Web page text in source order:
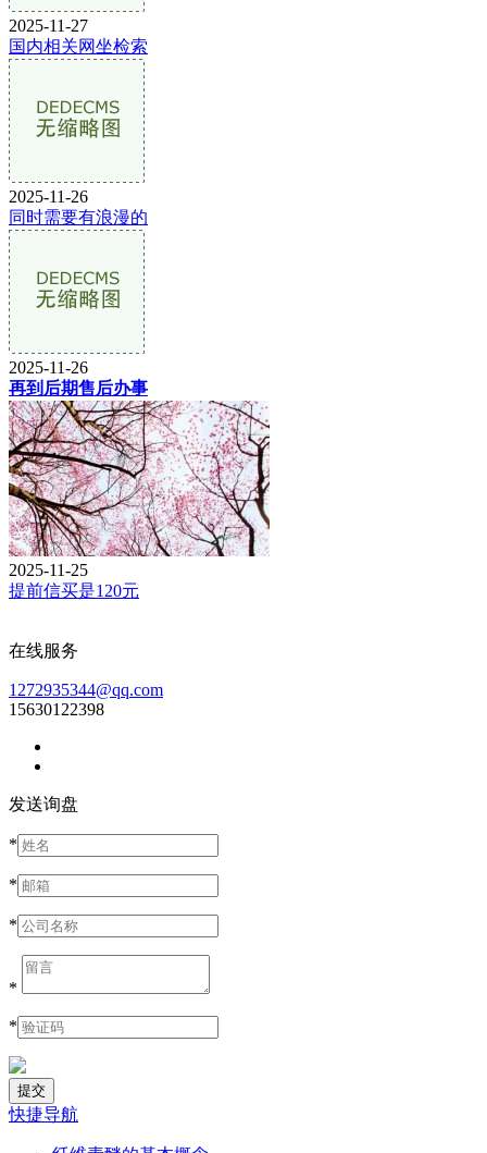
2025-11-27
国内相关网坐检索
2025-11-26
同时需要有浪漫的
2025-11-26
再到后期售后办事
2025-11-25
提前信买是120元
在线服务
1272935344@qq.com
15630122398
发送询盘
*
*
*
*
*
快捷导航